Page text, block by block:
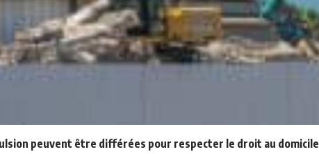
peuvent être différées pour respecter le droit au domicile